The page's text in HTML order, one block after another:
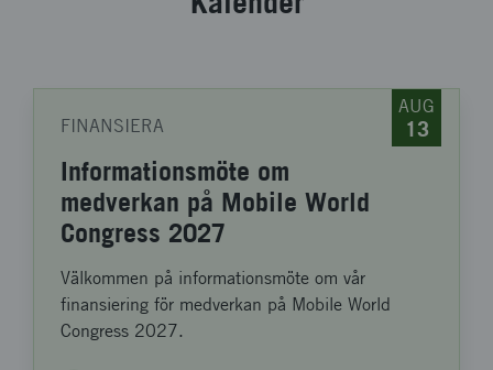
AUG
13
FINANSIERA
Informationsmöte om
medverkan på Mobile World
Congress 2027
Välkommen på informationsmöte om vår
finansiering för medverkan på Mobile World
Congress 2027.